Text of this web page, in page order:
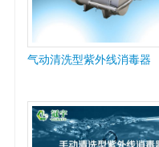
气动清洗型紫外线消毒器